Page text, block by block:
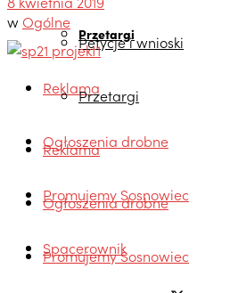
Przetargi
Reklama
Ogłoszenia drobne
Promujemy Sosnowiec
Spacerownik
Petycje i wnioski
Przetargi
Reklama
Ogłoszenia drobne
Promujemy Sosnowiec
wOgólne